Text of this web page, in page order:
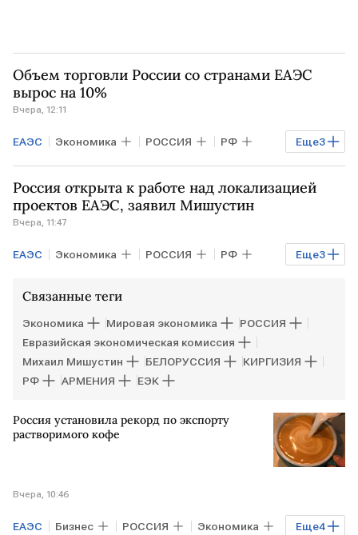
Объем торговли России со странами ЕАЭС
вырос на 10%
Вчера, 12:11
Еще3
ЕАЭС Экономика РОССИЯ РФ
КИРГИЗИЯ Михаил Мишустин
Садыр Жапаров
Россия открыта к работе над локализацией
проектов ЕАЭС, заявил Мишустин
Вчера, 11:47
Еще3
ЕАЭС Экономика РОССИЯ РФ
Связанные теги
Экономика Мировая экономика
РОССИЯ
Евразийская экономическая комиссия
Михаил Мишустин
БЕЛОРУССИЯ
КИРГИЗИЯ
РФ
АРМЕНИЯ ЕЭК
Россия установила рекорд по экспорту
растворимого кофе
Вчера, 10:46
Еще4
ЕАЭС Бизнес РОССИЯ Экономика